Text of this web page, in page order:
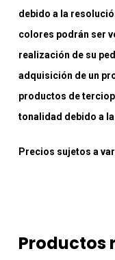
debido a la
colores podrán ser
realización de su
adquisición de un
productos de
tonalidad debido a
Precios sujetos a
Productos